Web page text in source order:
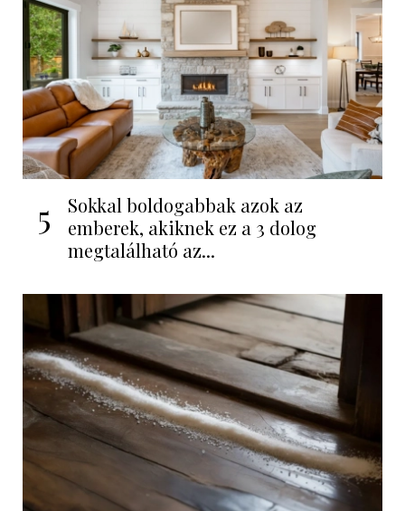
5
Sokkal boldogabbak azok az
emberek, akiknek ez a 3 dolog
megtalálható az...